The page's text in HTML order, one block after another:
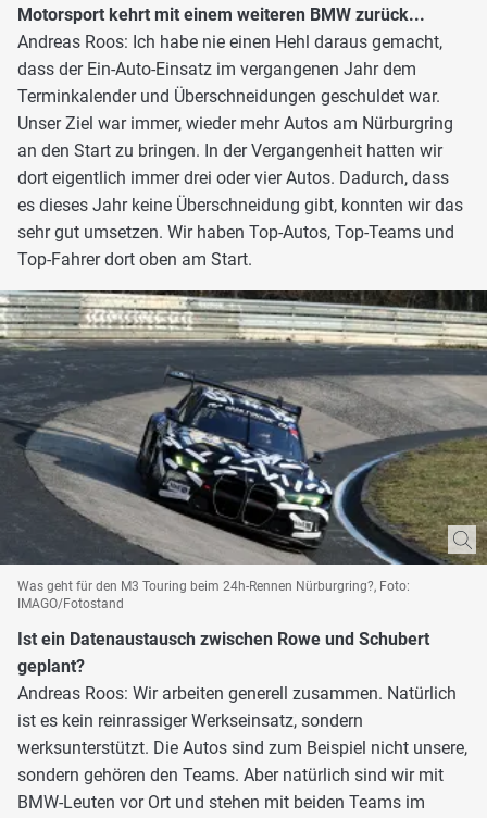
Motorsport kehrt mit einem weiteren BMW zurück...
Andreas Roos: Ich habe nie einen Hehl daraus gemacht,
dass der Ein-Auto-Einsatz im vergangenen Jahr dem
Terminkalender und Überschneidungen geschuldet war.
Unser Ziel war immer, wieder mehr Autos am Nürburgring
an den Start zu bringen. In der Vergangenheit hatten wir
dort eigentlich immer drei oder vier Autos. Dadurch, dass
es dieses Jahr keine Überschneidung gibt, konnten wir das
sehr gut umsetzen. Wir haben Top-Autos, Top-Teams und
Top-Fahrer dort oben am Start.
Was geht für den M3 Touring beim 24h-Rennen Nürburgring?, Foto:
IMAGO/Fotostand
Ist ein Datenaustausch zwischen Rowe und Schubert
geplant?
Andreas Roos: Wir arbeiten generell zusammen. Natürlich
ist es kein reinrassiger Werkseinsatz, sondern
werksunterstützt. Die Autos sind zum Beispiel nicht unsere,
sondern gehören den Teams. Aber natürlich sind wir mit
BMW-Leuten vor Ort und stehen mit beiden Teams im